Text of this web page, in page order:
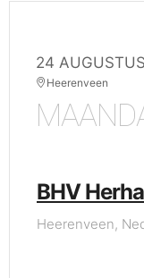
24 AUGUSTUS
Heerenveen
BHV
Heerenveen,